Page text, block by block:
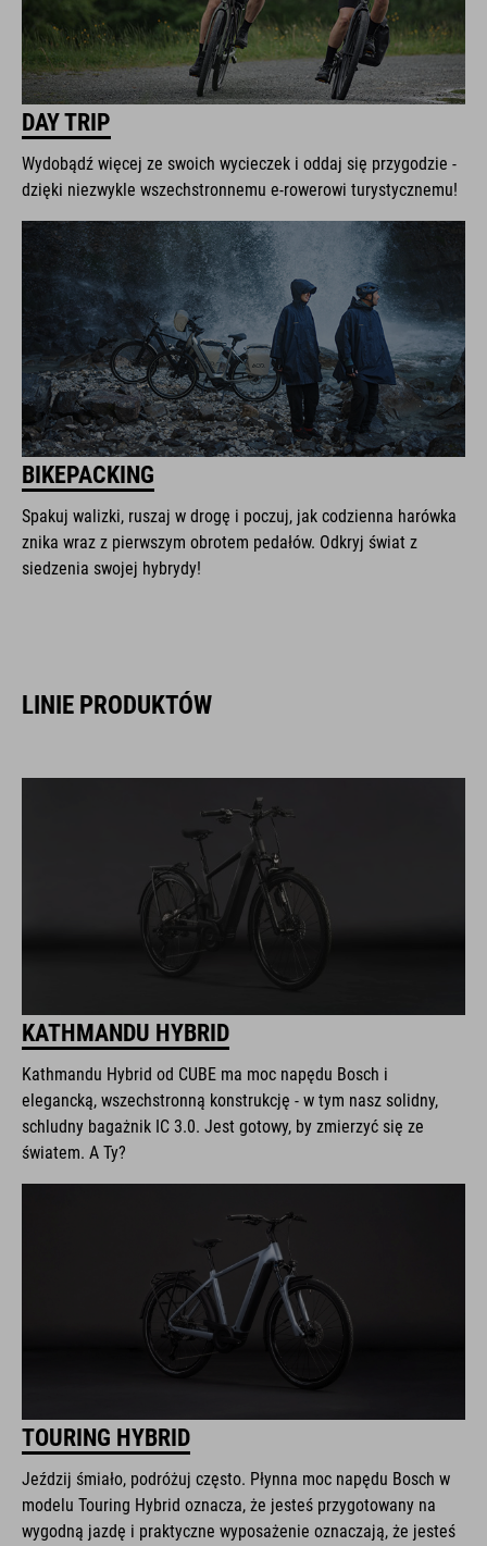
DAY TRIP
Wydobądź więcej ze swoich wycieczek i oddaj się przygodzie -
dzięki niezwykle wszechstronnemu e-rowerowi turystycznemu!
BIKEPACKING
Spakuj walizki, ruszaj w drogę i poczuj, jak codzienna harówka
znika wraz z pierwszym obrotem pedałów. Odkryj świat z
siedzenia swojej hybrydy!
LINIE PRODUKTÓW
KATHMANDU HYBRID
Kathmandu Hybrid od CUBE ma moc napędu Bosch i
elegancką, wszechstronną konstrukcję - w tym nasz solidny,
schludny bagażnik IC 3.0. Jest gotowy, by zmierzyć się ze
światem. A Ty?
TOURING HYBRID
Jeździj śmiało, podróżuj często. Płynna moc napędu Bosch w
modelu Touring Hybrid oznacza, że jesteś przygotowany na
wygodną jazdę i praktyczne wyposażenie oznaczają, że jesteś